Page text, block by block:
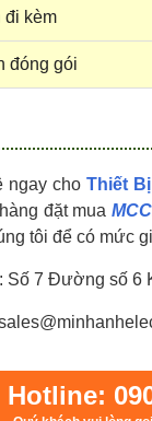
đi kèm
đóng gói
ngay choThiết
đặt mua
tôi để có mức
Số 7 Đường số 6
Hotline: